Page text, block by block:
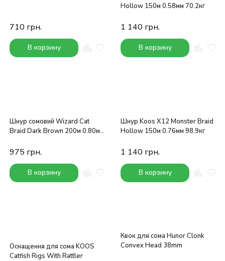
710 грн.
В корзину
Hollow 150м 0.58мм 70.2кг
1 140 грн.
В корзину
Шнур сомовий Wizard Cat
Braid Dark Brown 200м 0.80мм
975 грн.
В корзину
Шнур Koos X12 Monster Braid
Hollow 150м 0.76мм 98.9кг
1 140 грн.
В корзину
Оснащення для сома KOOS
Catfish Rigs With Rattler
Квок для сома Hunor Clonk
Convex Head 38mm